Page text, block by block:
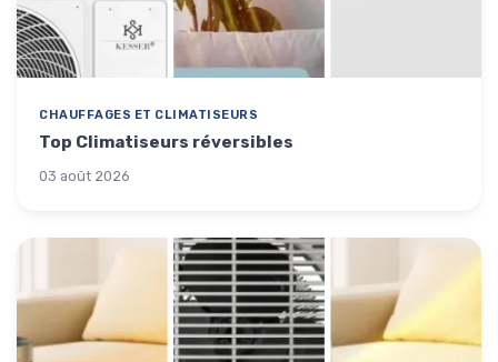
CHAUFFAGES ET CLIMATISEURS
Top Climatiseurs réversibles
03 août 2026